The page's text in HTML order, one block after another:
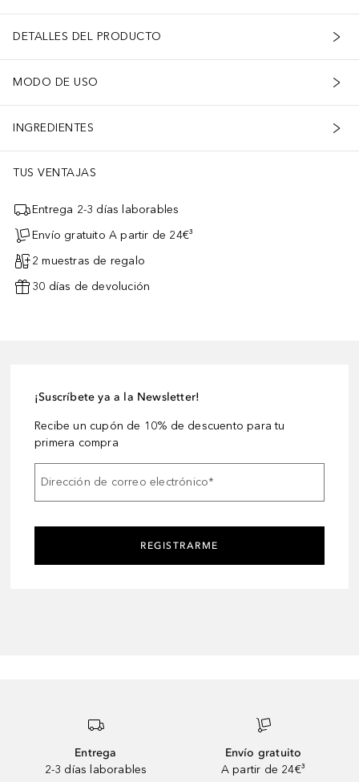
DETALLES DEL PRODUCTO
MODO DE USO
INGREDIENTES
TUS VENTAJAS
Entrega 2-3 días laborables
Envío gratuito A partir de 24€³
2 muestras de regalo
30 días de devolución
¡Suscríbete ya a la Newsletter!
Recibe un cupón de 10% de descuento para tu
primera compra
Dirección de correo electrónico*
REGISTRARME
Entrega
2-3 días laborables
Envío gratuito
A partir de 24€³